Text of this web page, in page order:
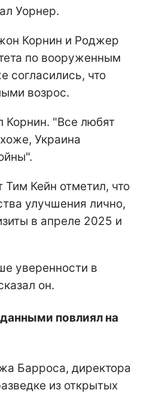
Уорнер.
Корнин и Роджер
по вооруженным
согласились, что
возрос.
Корнин. "Все любят
Украина
Кейн отметил, что
улучшения лично,
в апреле 2025 и
уверенности в
он.
повлиял на
Барроса, директора
из открытых